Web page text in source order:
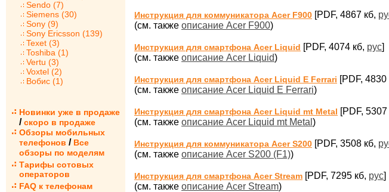
Sendo (7)
Siemens (30)
Sony (9)
Sony Ericsson (139)
Texet (3)
Toshiba (1)
Vertu (3)
Voxtel (2)
Вобис (1)
Новинки уже в продаже
/ скоро в продаже
Обзоры мобильных
телефонов / Все
обзоры по моделям
Тарифы сотовых
операторов
FAQ к телефонам
Инструкция для коммуникатора Acer F900 [PDF, 4867 кб,
(см. также описание Acer F900)
Инструкция для смартфона Acer Liquid [PDF, 4074 кб, рус]
(см. также описание Acer Liquid)
Инструкция для смартфона Acer Liquid E Ferrari [PDF, 4830
(см. также описание Acer Liquid E Ferrari)
Инструкция для смартфона Acer Liquid mt Metal [PDF, 5307
(см. также описание Acer Liquid mt Metal )
Инструкция для коммуникатора Acer S200 [PDF, 3508 кб,
(см. также описание Acer S200 (F1))
Инструкция для смартфона Acer Stream [PDF, 7295 кб, рус]
(см. также описание Acer Stream)